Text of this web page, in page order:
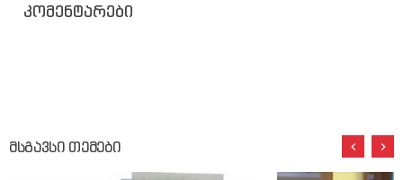
კომენტარები
მსგავსი თემები